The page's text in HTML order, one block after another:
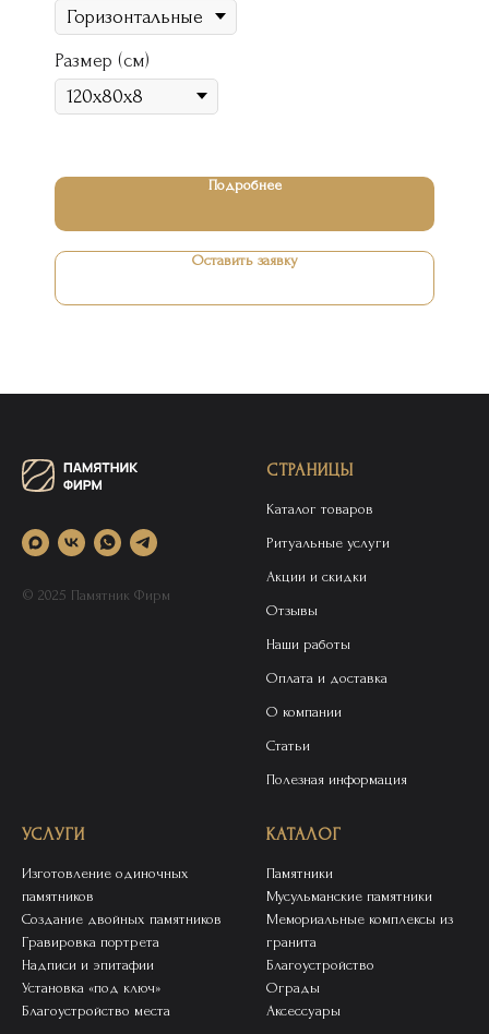
Размер (см)
Подробнее
Оставить заявку
© 2025 Памятник Фирм
СТРАНИЦЫ
Каталог товаров
Ритуальные услуги
Акции и скидки
Отзывы
Наши работы
Оплата и доставка
О компании
Статьи
Полезная информация
УСЛУГИ
Изготовление одиночных
памятников
Создание двойных памятников
Гравировка портрета
Надписи и эпитафии
Установка «под ключ»
Благоустройство места
КАТАЛОГ
Памятники
Мусульманские памятники
Мемориальные комплексы из
гранита
Благоустройство
Ограды
Аксессуары